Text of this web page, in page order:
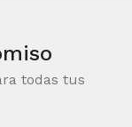
todas tus